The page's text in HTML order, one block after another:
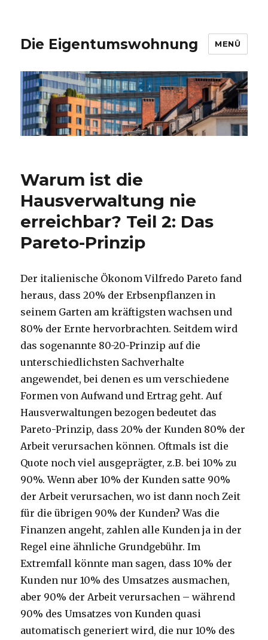
Die Eigentumswohnung MENÜ
Warum ist die
Hausverwaltung nie
erreichbar? Teil 2: Das
Pareto-Prinzip
Der italienische Ökonom Vilfredo Pareto fand
heraus, dass 20% der Erbsenpflanzen in
seinem Garten am kräftigsten wachsen und
80% der Ernte hervorbrachten. Seitdem wird
das sogenannte 80-20-Prinzip auf die
unterschiedlichsten Sachverhalte
angewendet, bei denen es um verschiedene
Formen von Aufwand und Ertrag geht. Auf
Hausverwaltungen bezogen bedeutet das
Pareto-Prinzip, dass 20% der Kunden 80% der
Arbeit verursachen können. Oftmals ist die
Quote noch viel ausgeprägter, z.B. bei 10% zu
90%. Wenn aber 10% der Kunden satte 90%
der Arbeit verursachen, wo ist dann noch Zeit
für die übrigen 90% der Kunden? Was die
Finanzen angeht, zahlen alle Kunden ja in der
Regel eine ähnliche Grundgebühr. Im
Extremfall könnte man sagen, dass 10% der
Kunden nur 10% des Umsatzes ausmachen,
aber 90% der Arbeit verursachen – während
90% des Umsatzes von Kunden quasi
automatisch generiert wird, die nur 10% des